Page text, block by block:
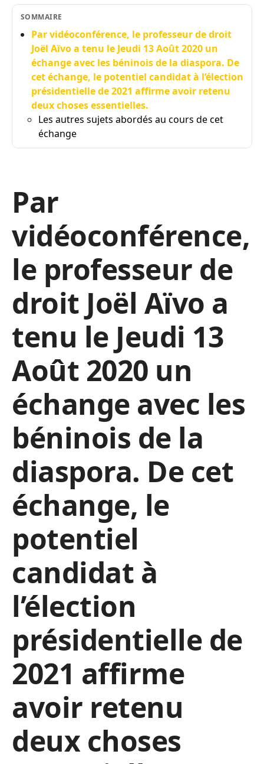
SOMMAIRE
Par vidéoconférence, le professeur de droit
Joël Aïvo a tenu le Jeudi 13 Août 2020 un
échange avec les béninois de la diaspora. De
cet échange, le potentiel candidat à l’élection
présidentielle de 2021 affirme avoir retenu
deux choses essentielles.
Les autres sujets abordés au cours de cet
échange
Par
vidéoconférence,
le professeur de
droit Joël Aïvo a
tenu le Jeudi 13
Août 2020 un
échange avec les
béninois de la
diaspora. De cet
échange, le
potentiel
candidat à
l’élection
présidentielle de
2021 affirme
avoir retenu
deux choses